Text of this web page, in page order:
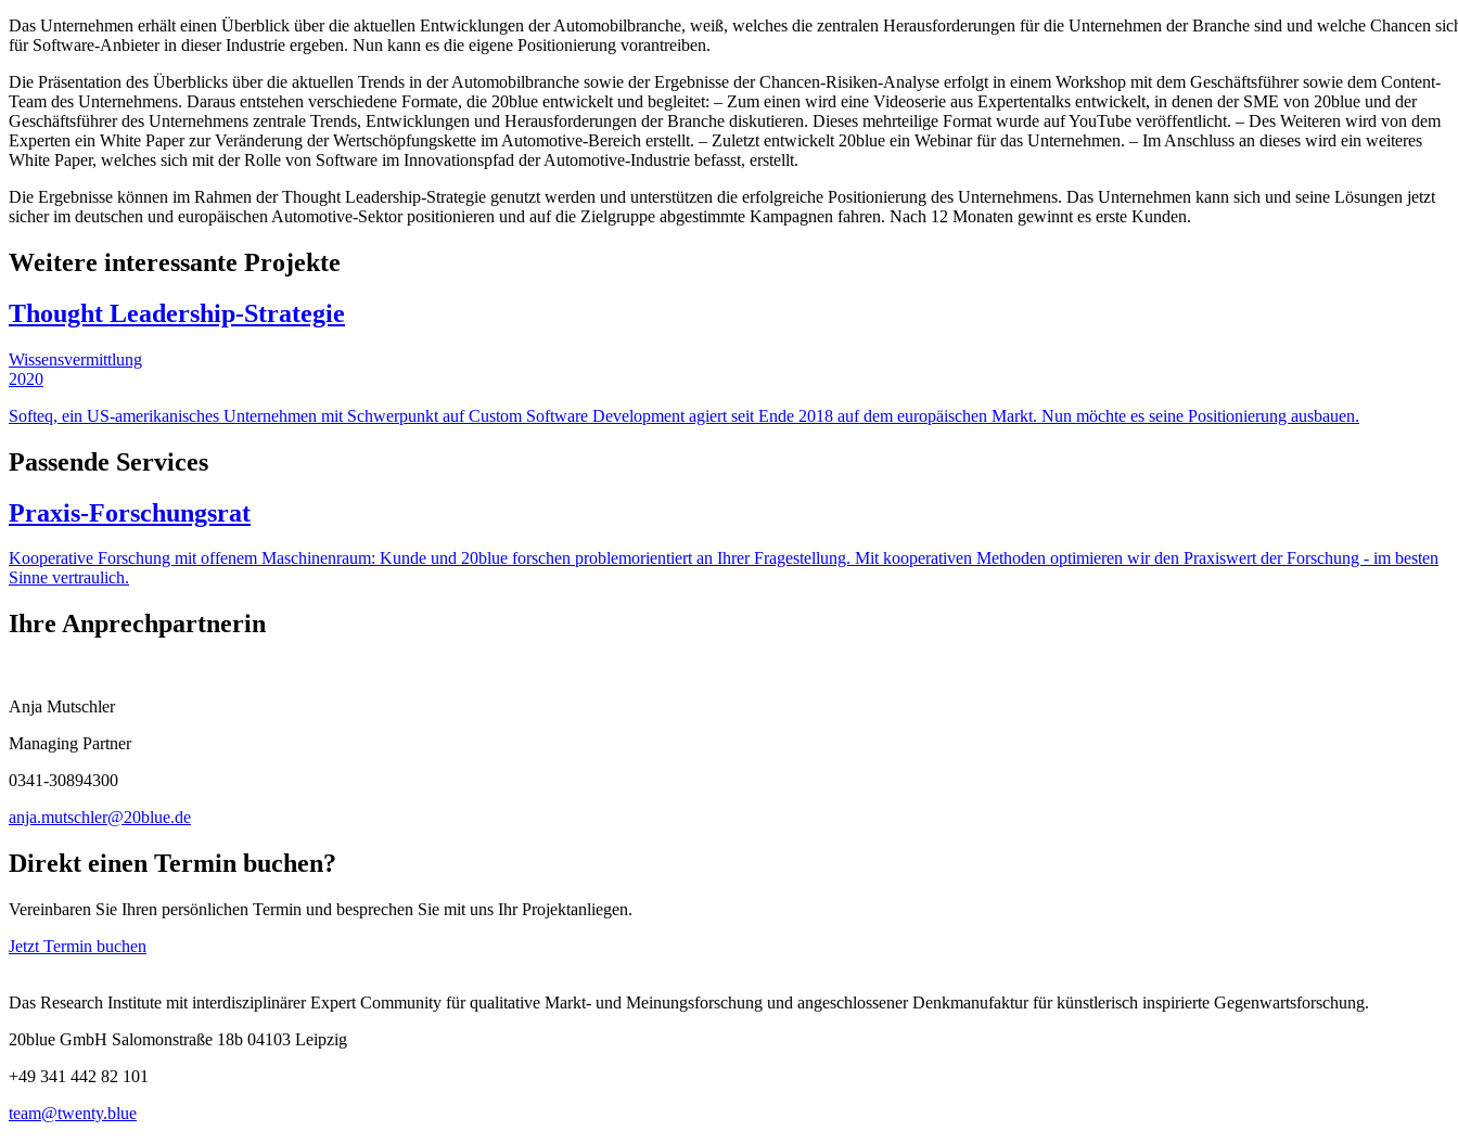
Das Unternehmen erhält einen Überblick über die aktuellen Entwicklungen der Automobilbranche, weiß, welches die zentralen Herausforderungen für die Unternehmen der Branche sind und welche Chancen
für Software-Anbieter in dieser Industrie ergeben. Nun kann es die eigene Positionierung vorantreiben.
Die Präsentation des Überblicks über die aktuellen Trends in der Automobilbranche sowie der Ergebnisse der Chancen-Risiken-Analyse erfolgt in einem Workshop mit dem Geschäftsführer sowie dem Content-
Team des Unternehmens. Daraus entstehen verschiedene Formate, die 20blue entwickelt und begleitet: – Zum einen wird eine Videoserie aus Expertentalks entwickelt, in denen der SME von 20blue und der
Geschäftsführer des Unternehmens zentrale Trends, Entwicklungen und Herausforderungen der Branche diskutieren. Dieses mehrteilige Format wurde auf YouTube veröffentlicht. – Des Weiteren wird von dem
Experten ein White Paper zur Veränderung der Wertschöpfungskette im Automotive-Bereich erstellt. – Zuletzt entwickelt 20blue ein Webinar für das Unternehmen. – Im Anschluss an dieses wird ein weiteres
White Paper, welches sich mit der Rolle von Software im Innovationspfad der Automotive-Industrie befasst, erstellt.
Die Ergebnisse können im Rahmen der Thought Leadership-Strategie genutzt werden und unterstützen die erfolgreiche Positionierung des Unternehmens. Das Unternehmen kann sich und seine Lösungen jetzt
sicher im deutschen und europäischen Automotive-Sektor positionieren und auf die Zielgruppe abgestimmte Kampagnen fahren. Nach 12 Monaten gewinnt es erste Kunden.
Weitere interessante Projekte
Thought Leadership-Strategie
Wissensvermittlung
2020
Softeq, ein US-amerikanisches Unternehmen mit Schwerpunkt auf Custom Software Development agiert seit Ende 2018 auf dem europäischen Markt. Nun möchte es seine Positionierung ausbauen.
Passende Services
Praxis‑Forschungsrat
Kooperative Forschung mit offenem Maschinenraum: Kunde und 20blue forschen problemorientiert an Ihrer Fragestellung. Mit kooperativen Methoden optimieren wir den Praxiswert der Forschung - im besten
Sinne vertraulich.
Ihre Anprechpartnerin
Anja Mutschler
Managing Partner
0341-30894300
anja.mutschler@20blue.de
Direkt einen Termin buchen?
Vereinbaren Sie Ihren persönlichen Termin und besprechen Sie mit uns Ihr Projektanliegen.
Jetzt Termin buchen
Das Research Institute mit interdisziplinärer Expert Community für qualitative Markt- und Meinungsforschung und angeschlossener Denkmanufaktur für künstlerisch inspirierte Gegenwartsforschung.
20blue GmbH Salomonstraße 18b 04103 Leipzig
+49 341 442 82 101
team@twenty.blue